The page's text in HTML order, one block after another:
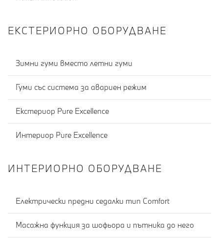
ЕКСТЕРИОРНО ОБОРУДВАНЕ
Зимни гуми вместо летни гуми
Гуми със система за авариен режим
Екстериор Pure Excellence
Интериор Pure Excellence
ИНТЕРИОРНО ОБОРУДВАНЕ
Електрически предни седалки тип Comfort
Масажна функция за шофьора и пътника до него